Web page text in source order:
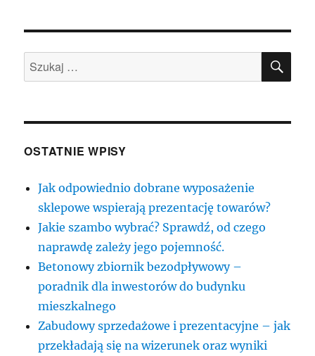
Szukaj:
OSTATNIE WPISY
Jak odpowiednio dobrane wyposażenie
sklepowe wspierają prezentację towarów?
Jakie szambo wybrać? Sprawdź, od czego
naprawdę zależy jego pojemność.
Betonowy zbiornik bezodpływowy –
poradnik dla inwestorów do budynku
mieszkalnego
Zabudowy sprzedażowe i prezentacyjne – jak
przekładają się na wizerunek oraz wyniki